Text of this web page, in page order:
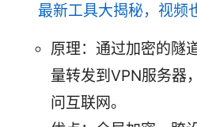
最新工具大揭秘，视频
原理：通过加密的隧
量转发到VPN服务器
问互联网。